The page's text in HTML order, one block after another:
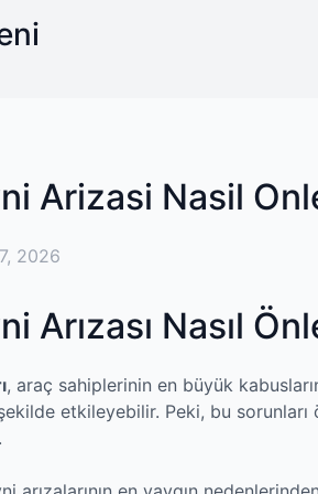
Arizasi Nasil
2026
Arızası Nasıl
, araç sahiplerinin en büyük
etkileyebilir. Peki, bu